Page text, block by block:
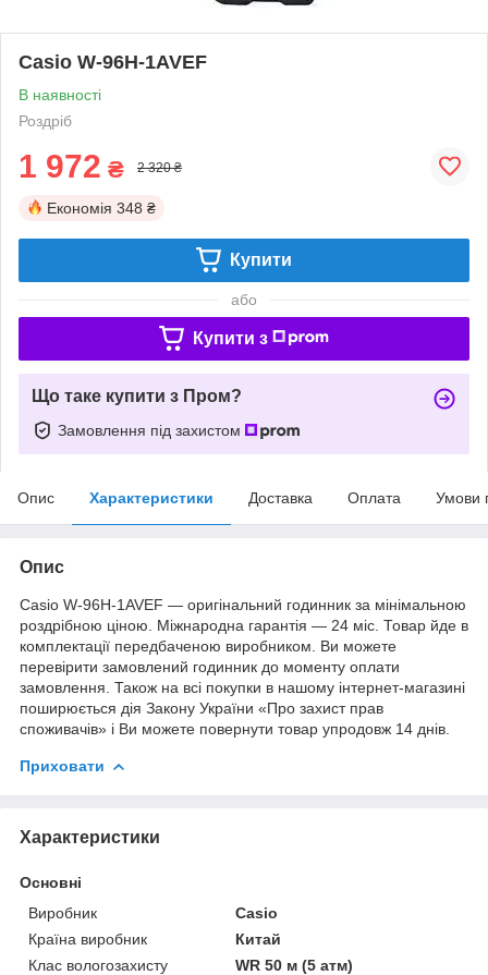
Casio W-96H-1AVEF
В наявності
Роздріб
1 972 ₴ 2 320 ₴
Економія 348 ₴
Купити
або
Купити з
Що таке купити з Пром?
Замовлення під захистом
Опис Характеристики Доставка Оплата Умови
Опис
Casio W-96H-1AVEF — оригінальний годинник за мінімальною
роздрібною ціною. Міжнародна гарантія — 24 міс. Товар йде в
комплектації передбаченою виробником. Ви можете
перевірити замовлений годинник до моменту оплати
замовлення. Також на всі покупки в нашому інтернет-магазині
поширюється дія Закону України «Про захист прав
споживачів» і Ви можете повернути товар упродовж 14 днів.
Приховати
Характеристики
Основні
Виробник
Casio
Країна виробник
Китай
Клас вологозахисту
WR 50 м (5 атм)